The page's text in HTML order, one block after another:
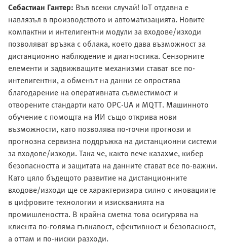
Себастиан Гантер: Във всеки случай! IoT отдавна е
навлязъл в производството и автоматизацията. Новите
компактни и интелигентни модули за входове/изходи
позволяват връзка с облака, което дава възможност за
дистанционно наблюдение и диагностика. Сензорните
елементи и задвижващите механизми стават все по-
интелигентни, а обменът на данни се опростява
благодарение на оперативната съвместимост и
отворените стандарти като OPC-UA и MQTT. Машинното
обучение с помощта на ИИ също открива нови
възможности, като позволява по-точни прогнози и
прогнозна сервизна поддръжка на дистанционни системи
за входове/изходи. Така че, както вече казахме, кибер
безопасността и защитата на данните стават все по-важни.
Като цяло бъдещото развитие на дистанционните
входове/изходи ще се характеризира силно с иновациите
в цифровите технологии и изискванията на
промишлеността. В крайна сметка това осигурява на
клиента по-голяма гъвкавост, ефективност и безопасност,
а оттам и по-ниски разходи.